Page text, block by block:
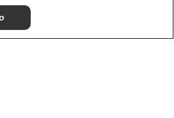
Tratamientos blanqueadores